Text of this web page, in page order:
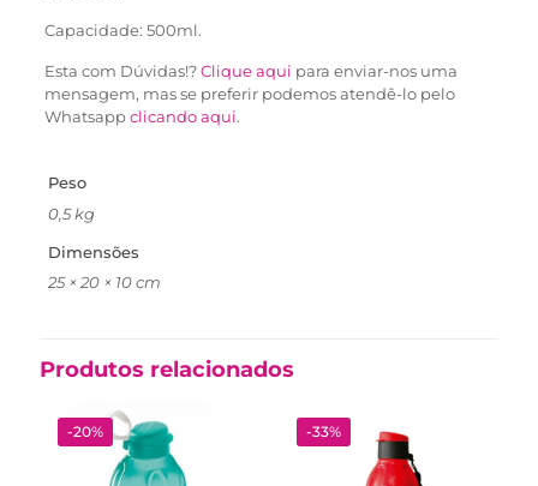
Capacidade: 500ml.
Esta com Dúvidas!?Clique aqui para enviar-nos uma
mensagem, mas se preferir podemos atendê-lo pelo
Whatsappclicando aqui.
Peso
0,5 kg
Dimensões
25 × 20 × 10 cm
Produtos relacionados
-20% -33%